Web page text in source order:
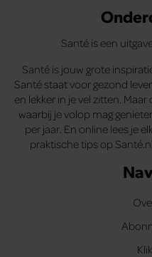
Santé is een
Santé is jouw grote
Santé staat voor gezond
en lekker in je vel zitten.
waarbij je volop mag
per jaar. En online lees je
praktische tips op